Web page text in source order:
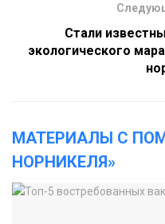
Стали
экологического
МАТЕРИАЛЫ С
НОРНИКЕЛЯ»